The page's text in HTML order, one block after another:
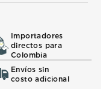
Importadores
directos para
Colombia
Envíos sin
costo adicional